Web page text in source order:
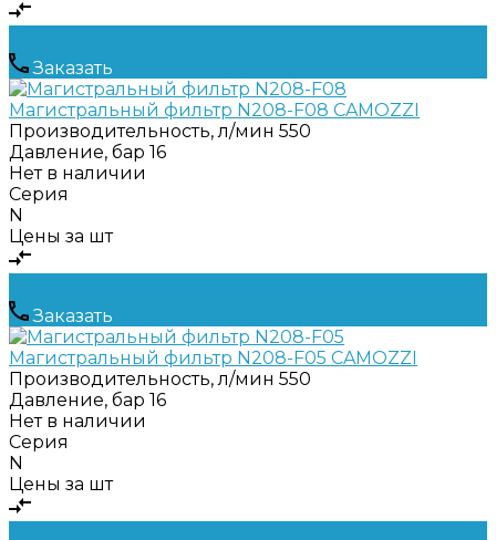
Заказать
Магистральный фильтр N208-F08 CAMOZZI
Производительность, л/мин 550
Давление, бар 16
Нет в наличии
Серия
N
Цены за шт
Заказать
Магистральный фильтр N208-F05 CAMOZZI
Производительность, л/мин 550
Давление, бар 16
Нет в наличии
Серия
N
Цены за шт